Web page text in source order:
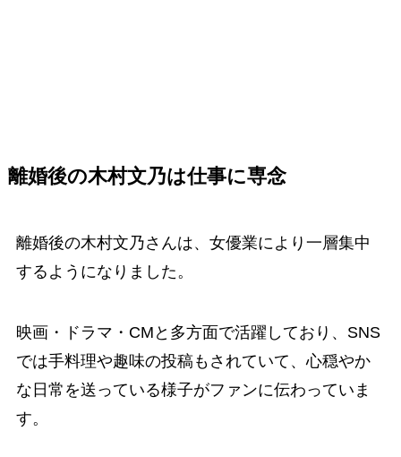
離婚後の木村文乃は仕事に専念
離婚後の木村文乃さんは、女優業により一層集中
するようになりました。
映画・ドラマ・CMと多方面で活躍しており、SNS
では手料理や趣味の投稿もされていて、心穏やか
な日常を送っている様子がファンに伝わっていま
す。